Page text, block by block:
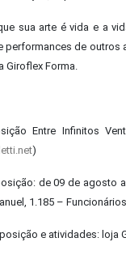
sua arte é vida e a
performances de outros
Giroflex Forma.
Entre Infinitos
)
de 09 de agosto
1.185 –
e atividades: loja